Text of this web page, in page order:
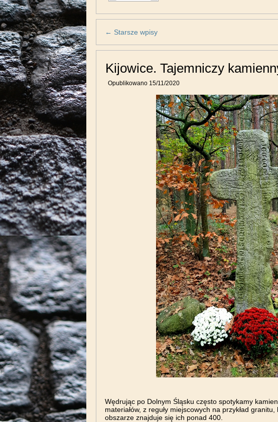
← Starsze wpisy
Kijowice. Tajemniczy
Opublikowano 15/11/2020
Wędrując po Dolnym Śląsku często spotykamy
materiałów, z reguły miejscowych na przykład
obszarze znajduje się ich ponad 400.